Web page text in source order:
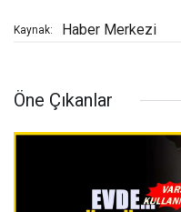
Kaynak: Haber Merkezi
Öne Çıkanlar